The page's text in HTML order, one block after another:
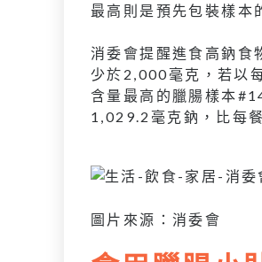
最高則是預先包裝樣
消委會提醒進食高鈉食
少於2,000毫克，若以
含量最高的臘腸樣本
1,029.2毫克鈉，比每
圖片來源：消委會